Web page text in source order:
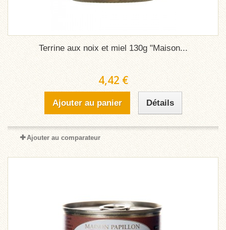
Terrine aux noix et miel 130g "Maison...
4,42 €
Ajouter au panier Détails
Ajouter au comparateur